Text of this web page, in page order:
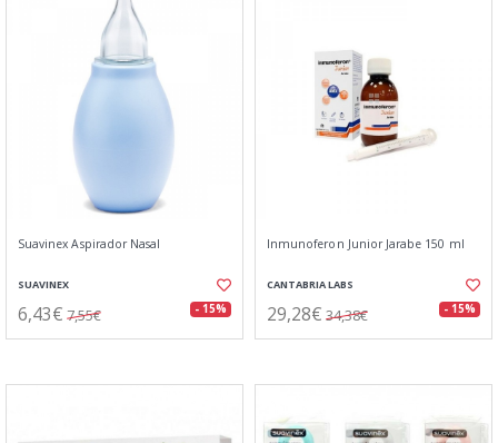
Suavinex Aspirador Nasal
SUAVINEX
6,43€ 7,55€ - 15%
Inmunoferon Junior Jarabe 150 ml
CANTABRIA LABS
29,28€ 34,38€ - 15%